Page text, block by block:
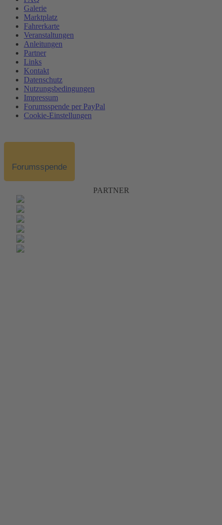
Galerie
Marktplatz
Fahrerkarte
Veranstaltungen
Anleitungen
Partner
Links
Kontakt
Datenschutz
Nutzungsbedingungen
Impressum
Forumsspende per PayPal
Cookie-Einstellungen
Forumsspende
PARTNER